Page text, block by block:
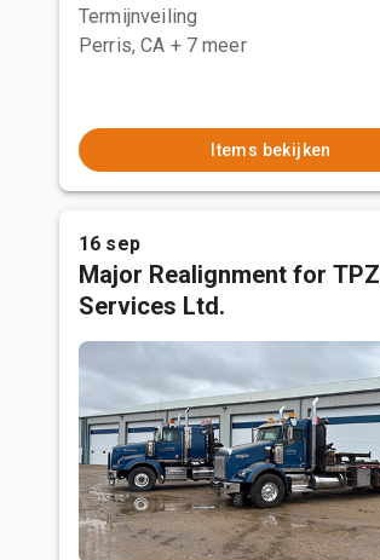
Termijnveiling
Perris, CA + 7 meer
Items bekijken
16 sep
Major Realignment for TPZ
Services Ltd.